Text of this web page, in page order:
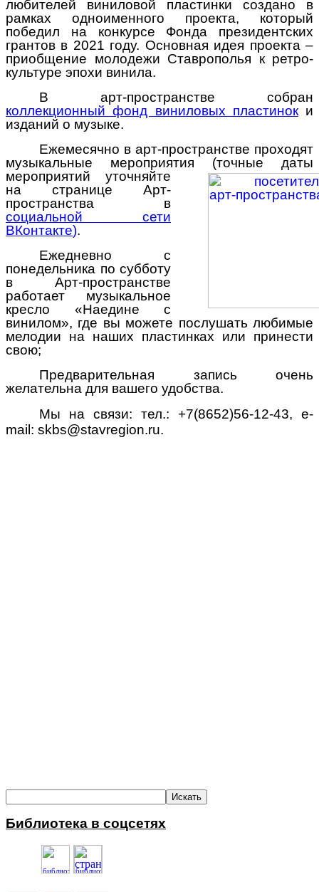
любителей виниловой пластинки создано в
рамках одноименного проекта, который
победил на конкурсе Фонда президентских
грантов в 2021 году. Основная идея проекта –
приобщение молодежи Ставрополья к ретро-
культуре эпохи винила.
В арт-пространстве собран
коллекционный фонд виниловых пластиноки
изданий о музыке.
Ежемесячно в арт-пространстве проходят
музыкальные мероприятия (точные даты
мероприятий уточняйте
на странице Арт-
пространства в
социальной сети
ВКонтакте).
Ежедневно с
понедельника по субботу
в Арт-пространстве
работает музыкальное
кресло «Наедине с
винилом», где вы можете послушать любимые
мелодии на наших пластинках или принести
свою;
Предварительная запись очень
желательна для вашего удобства.
Мы на связи: тел.: +7(8652)56-12-43, e-
mail: skbs@stavregion.ru.
Библиотека в соцсетях